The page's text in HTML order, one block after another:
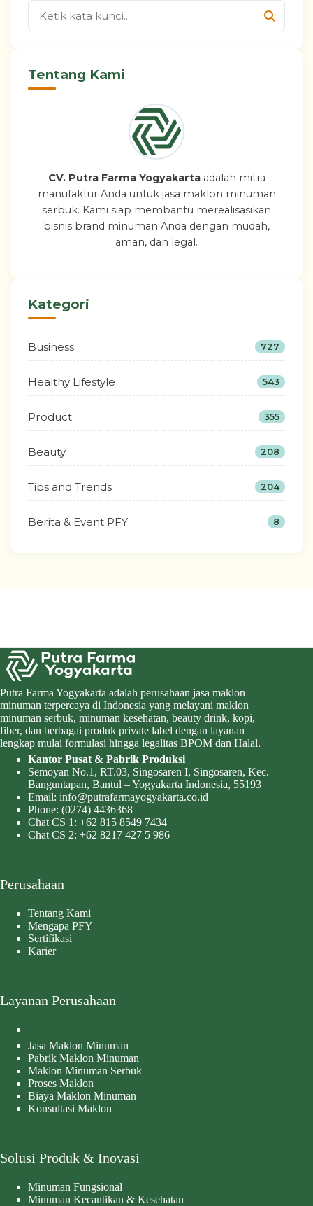
Tentang Kami
CV. Putra Farma Yogyakartaadalah mitra
manufaktur Anda untuk jasa maklon minuman
serbuk. Kami siap membantu merealisasikan
bisnis brand minuman Anda dengan mudah,
aman, dan legal.
Kategori
Business 727
Healthy Lifestyle 543
Product 355
Beauty 208
Tips and Trends 204
Berita & Event PFY 8
Putra Farma Yogyakarta adalah perusahaan jasa maklon
minuman terpercaya di Indonesia yang melayani maklon
minuman serbuk, minuman kesehatan, beauty drink, kopi,
fiber, dan berbagai produk private label dengan layanan
lengkap mulai formulasi hingga legalitas BPOM dan Halal.
Kantor Pusat & Pabrik Produksi
Semoyan No.1, RT.03, Singosaren I, Singosaren, Kec.
Banguntapan, Bantul – Yogyakarta Indonesia, 55193
Email: info@putrafarmayogyakarta.co.id
Phone: (0274) 4436368
Chat CS 1: +62 815 8549 7434
Chat CS 2: +62 8217 427 5 986
Perusahaan
Tentang Kami
Mengapa PFY
Sertifikasi
Karier
Layanan Perusahaan
Jasa Maklon Minuman
Pabrik Maklon Minuman
Maklon Minuman Serbuk
Proses Maklon
Biaya Maklon Minuman
Konsultasi Maklon
Solusi Produk & Inovasi
Minuman Fungsional
Minuman Kecantikan & Kesehatan